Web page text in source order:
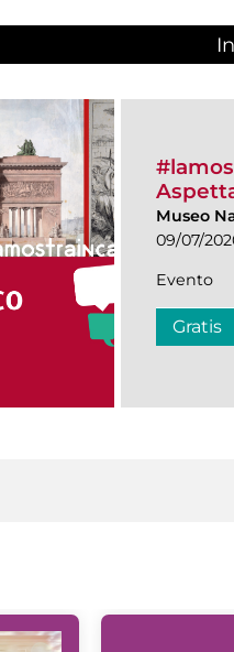
Museo
09/07/
Evento
Gratis